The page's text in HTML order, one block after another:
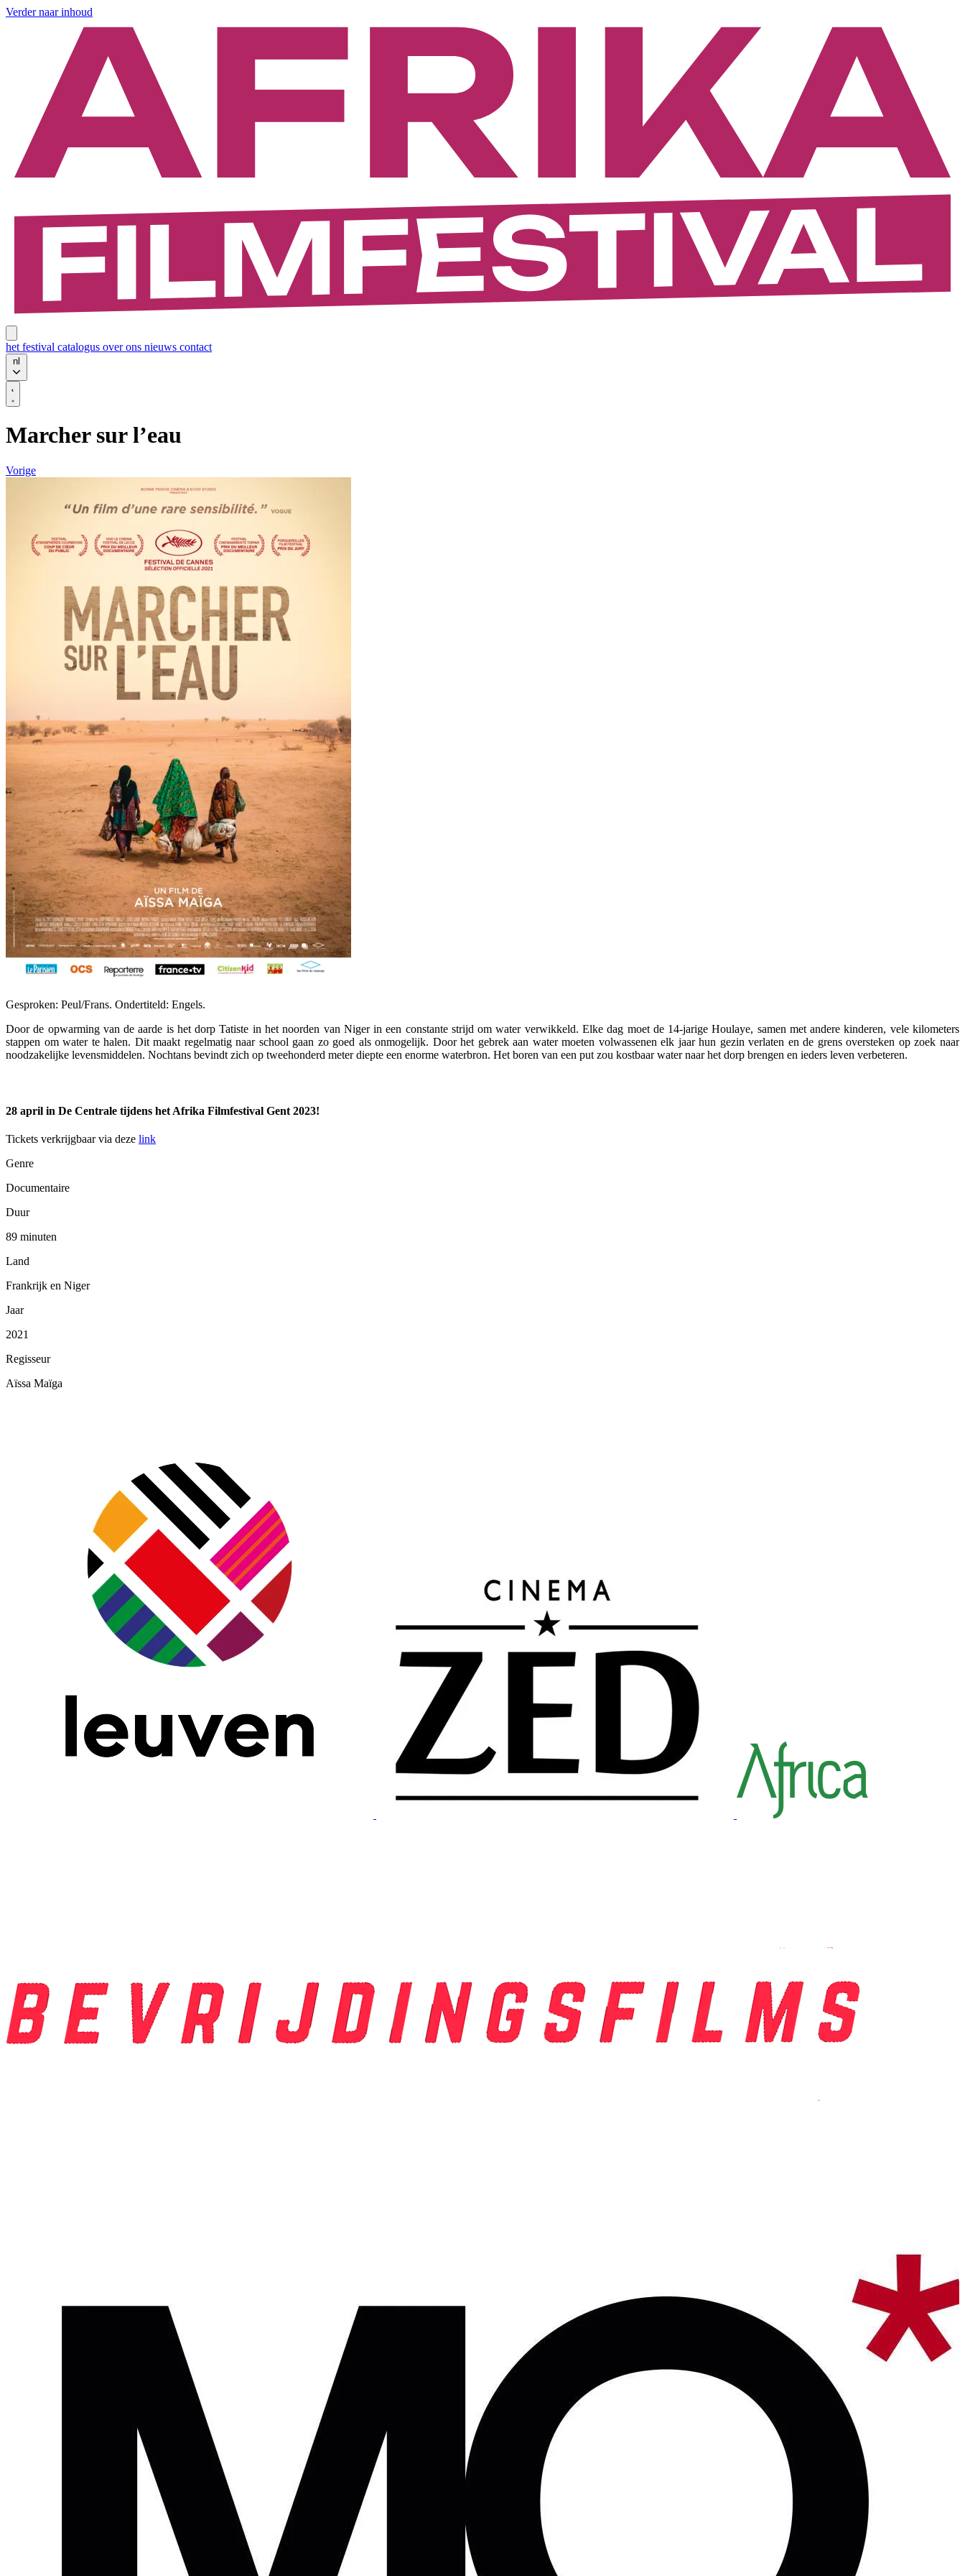
Verder naar inhoud
het festival catalogus over ons nieuws contact
nl
Marcher sur l’eau
Vorige
Gesproken: Peul/Frans. Ondertiteld: Engels.
Door de opwarming van de aarde is het dorp Tatiste in het noorden van Niger in een constante strijd om water verwikkeld. Elke dag moet de 14-jarige Houlaye, samen met andere kinderen, vele kilometers
stappen om water te halen. Dit maakt regelmatig naar school gaan zo goed als onmogelijk. Door het gebrek aan water moeten volwassenen elk jaar hun gezin verlaten en de grens oversteken op zoek naar
noodzakelijke levensmiddelen. Nochtans bevindt zich op tweehonderd meter diepte een enorme waterbron. Het boren van een put zou kostbaar water naar het dorp brengen en ieders leven verbeteren.
28 april in De Centrale tijdens het Afrika Filmfestival Gent 2023!
Tickets verkrijgbaar via deze link
Genre
Documentaire
Duur
89 minuten
Land
Frankrijk en Niger
Jaar
2021
Regisseur
Aïssa Maïga